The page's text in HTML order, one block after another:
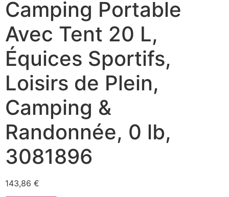
Camping Portable
Avec Tent 20 L,
Équices Sportifs,
Loisirs de Plein,
Camping &
Randonnée, 0 lb,
3081896
143,86 €